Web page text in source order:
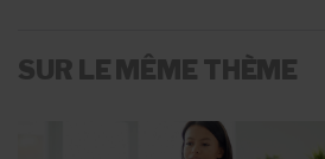
SUR LE MÊME THÈME